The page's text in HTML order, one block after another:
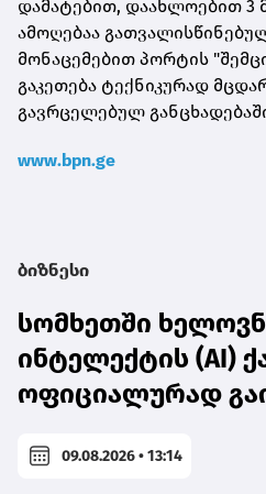
დამატებით, დაახლოებით 3
ამოღებაა
მონაცემებით პორტის
გაკეთება ტექნიკურად
გავრცელებულ
www.bpn.ge
ბიზნესი
სომხეთში
ინტელექტის (AI)
ოფიციალურად
09.08.2026 • 13:14